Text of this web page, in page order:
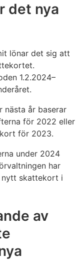
det nya
lönar det sig att
1.2.2024–
nästa år baserar
för 2022 eller
för 2023.
under 2024
har
skattekort i
av